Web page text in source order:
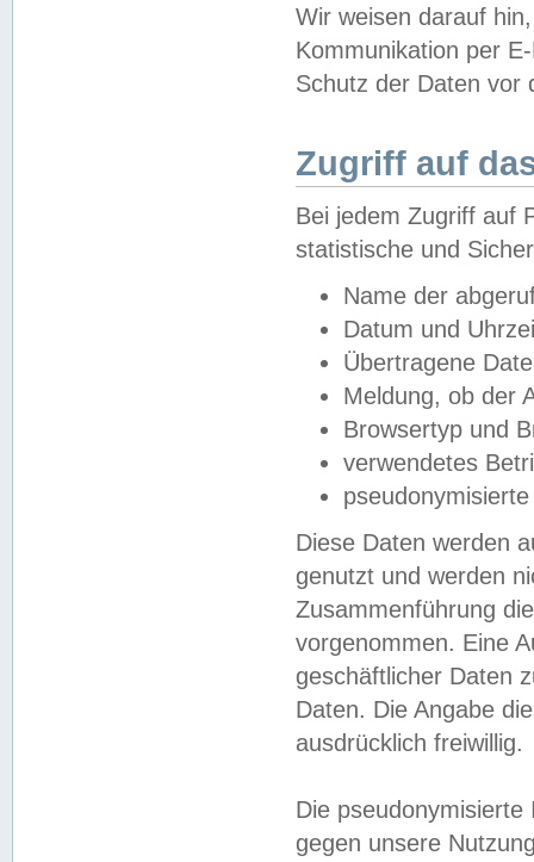
Wir weisen darauf
Kommunikation per
Schutz der Daten vor
Zugriff auf
Bei jedem Zugriff auf
statistische und
Name der
Datum und
Übertragene
Meldung, ob der
Browsertyp und
verwendetes
Diese Daten werden
genutzt und werden
Zusammenführung
vorgenommen. Eine
geschäftlicher Daten
Daten. Die Angabe
ausdrücklich freiwillig.
Die
gegen unsere